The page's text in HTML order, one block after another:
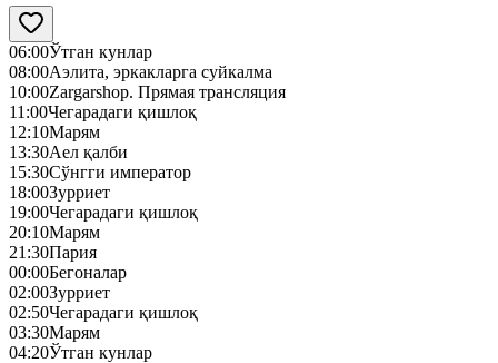
06:00Ўтган кунлар
08:00Аэлита, эркакларга суйкалма
10:00Zargarshop. Прямая трансляция
11:00Чегарадаги қишлоқ
12:10Марям
13:30Аел қалби
15:30Сўнгги император
18:00Зурриет
19:00Чегарадаги қишлоқ
20:10Марям
21:30Пария
00:00Бегоналар
02:00Зурриет
02:50Чегарадаги қишлоқ
03:30Марям
04:20Ўтган кунлар